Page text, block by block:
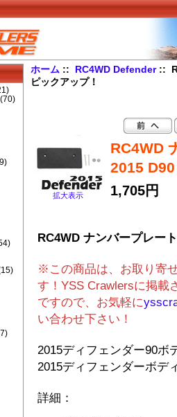
ホーム :: RC4WD Defender::
ピックアップ！
拡大表示
RC4WD
2015
1,705円
RC4WD ナンバープレー
※この商品は、お取り寄
す！YSS Crawlersに掲載
ですので、お気軽に
い合わせ下さい！
2015ディフェンダー90ボ
2015ディフェンダーボデ
詳細：